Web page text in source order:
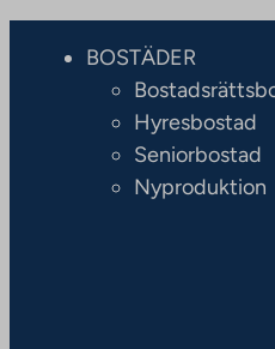
BOSTÄDER
Hyresbostad
Seniorbostad
Nyproduktion